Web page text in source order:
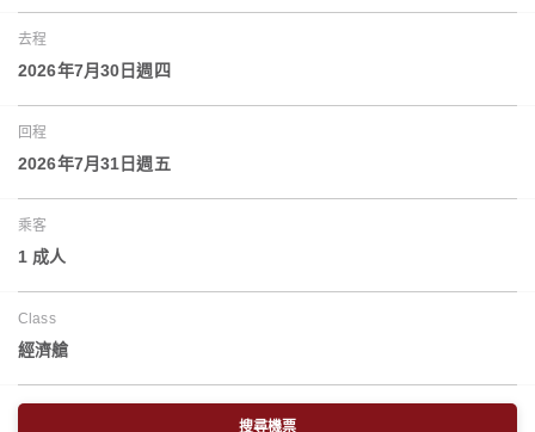
去程
2026年7月30日週四
回程
2026年7月31日週五
乘客
1 成人
Class
經濟艙
搜尋機票